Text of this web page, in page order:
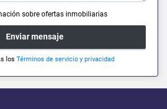
sobre ofertas inmobiliarias
Enviar mensaje
los Términos de servicio y privacidad